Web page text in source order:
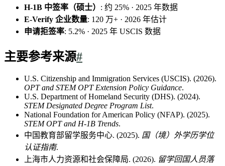
H-1B 中签率（硕士） : 约 25% · 2025 年数据
E-Verify 企业数量: 120 万+ · 2026 年估计
申请拒签率: 5.2% · 2025 年 USCIS 数据
主要参考来源#
U.S. Citizenship and Immigration Services (USCIS). (2026).
OPT and STEM OPT Extension Policy Guidance.
U.S. Department of Homeland Security (DHS). (2024).
STEM Designated Degree Program List.
National Foundation for American Policy (NFAP). (2025).
STEM OPT and H-1B Trends.
中国教育部留学服务中心. (2025). 国（境）外学历学位
认证指南.
上海市人力资源和社会保障局. (2026). 留学回国人员落